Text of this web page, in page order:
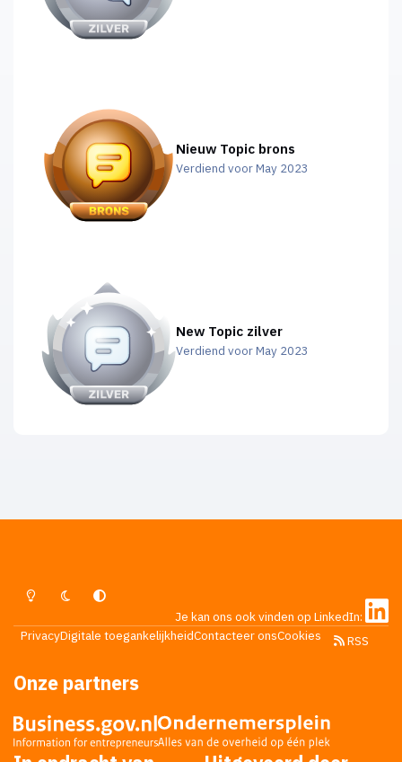
Nieuw Topic brons
Verdiend voor May 2023
New Topic zilver
Verdiend voor May 2023
Lichte ModusDonkere ModusSysteemvoorkeur
Je kan ons ook vinden op LinkedIn:
PrivacyDigitale toegankelijkheidContacteer onsCookies RSS
Onze partners